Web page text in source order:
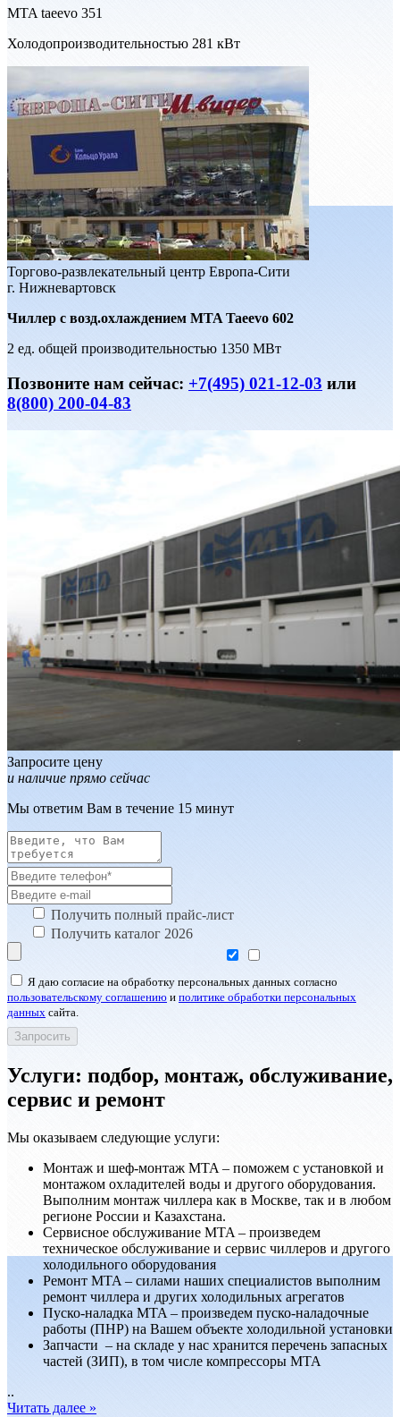
MTA taeevo 351
Холодопроизводительностью 281 кВт
Торгово-развлекательный центр Европа-Сити
г. Нижневартовск
Чиллер c возд.охлаждением MTA Taeevo 602
2 ед. общей производительностью 1350 МВт
Позвоните нам сейчас: +7(495) 021-12-03 или
8(800) 200-04-83
Запросите цену
и наличие прямо сейчас
Мы ответим Вам в течение 15 минут
Получить полный прайс-лист
Получить каталог 2026
Я даю согласие на обработку персональных данных согласно
пользовательскому соглашению и политике обработки персональных
данных сайта.
Услуги: подбор, монтаж, обслуживание,
сервис и ремонт
Мы оказываем следующие услуги:
Монтаж и шеф-монтаж MTA – поможем с установкой и
монтажом охладителей воды и другого оборудования.
Выполним монтаж чиллера как в Москве, так и в любом
регионе России и Казахстана.
Сервисноe обслуживание MTA – произведем
техническое обслуживание и сервис чиллеров и другого
холодильного оборудования
Ремонт MTA – силами наших специалистов выполним
ремонт чиллера и других холодильных агрегатов
Пуско-наладка MTA – произведем пуско-наладочные
работы (ПНР) на Вашем объекте холодильной установки
Запчасти – на складе у нас хранится перечень запасных
частей (ЗИП), в том числе компрессоры MTA
..
Читать далее »